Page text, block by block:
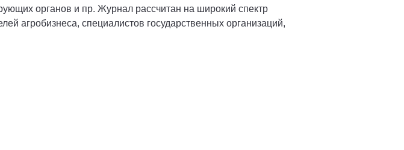
органов и пр. Журнал рассчитан на широкий спектр
агробизнеса, специалистов государственных организаций,